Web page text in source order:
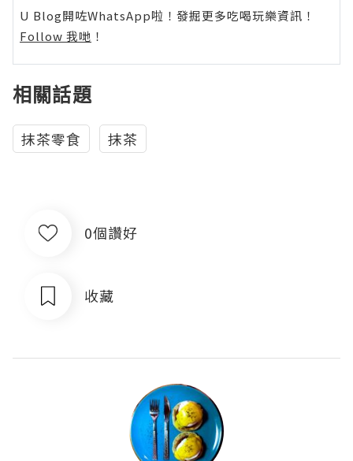
U Blog開咗WhatsApp啦！發掘更多吃喝玩樂資訊！
Follow 我哋 ！
相關話題
抹茶零食 抹茶
0個讚好
收藏